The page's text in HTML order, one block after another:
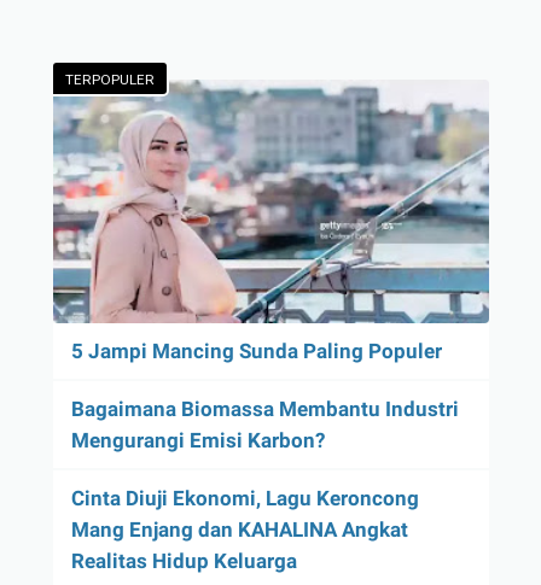
TERPOPULER
5 Jampi Mancing Sunda Paling Populer
Bagaimana Biomassa Membantu Industri
Mengurangi Emisi Karbon?
Cinta Diuji Ekonomi, Lagu Keroncong
Mang Enjang dan KAHALINA Angkat
Realitas Hidup Keluarga